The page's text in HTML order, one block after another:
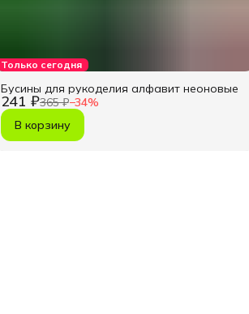
Только сегодня
241 ₽365 ₽−34%
Бусины для рукоделия алфавит неоновые
В корзину